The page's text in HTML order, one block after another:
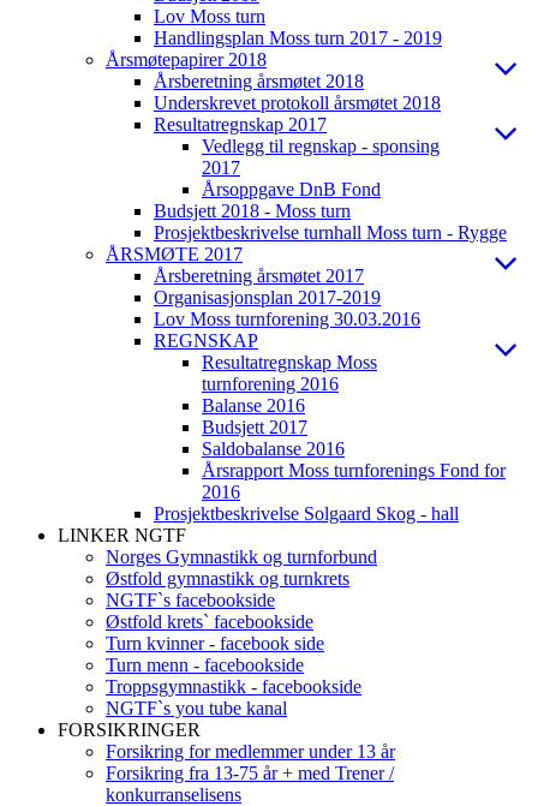
Lov Moss turn
Handlingsplan Moss turn 2017 - 2019
Årsmøtepapirer 2018
Årsberetning årsmøtet 2018
Underskrevet protokoll årsmøtet 2018
Resultatregnskap 2017
Vedlegg til regnskap - sponsing
2017
Årsoppgave DnB Fond
Budsjett 2018 - Moss turn
Prosjektbeskrivelse turnhall Moss turn - Rygge
ÅRSMØTE 2017
Årsberetning årsmøtet 2017
Organisasjonsplan 2017-2019
Lov Moss turnforening 30.03.2016
REGNSKAP
Resultatregnskap Moss
turnforening 2016
Balanse 2016
Budsjett 2017
Saldobalanse 2016
Årsrapport Moss turnforenings Fond for
2016
Prosjektbeskrivelse Solgaard Skog - hall
LINKER NGTF
Norges Gymnastikk og turnforbund
Østfold gymnastikk og turnkrets
NGTF`s facebookside
Østfold krets` facebookside
Turn kvinner - facebook side
Turn menn - facebookside
Troppsgymnastikk - facebookside
NGTF`s you tube kanal
FORSIKRINGER
Forsikring for medlemmer under 13 år
Forsikring fra 13-75 år + med Trener /
konkurranselisens